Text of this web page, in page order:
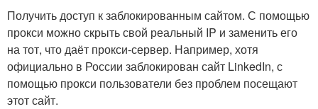
Получить доступ к заблокированным сайтом. С помощью
прокси можно скрыть свой реальный IP и заменить его
на тот, что даёт прокси-сервер. Например, хотя
официально в России заблокирован сайт LinkedIn, с
помощью прокси пользователи без проблем посещают
этот сайт.